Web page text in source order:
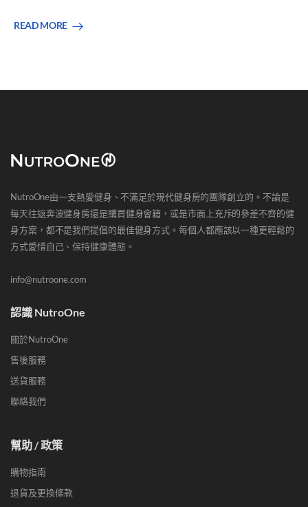
READ MORE
NutroOne由一支熱愛健身、不滿足於現代健身房的團隊創立的。不論是
每天往返奔波健身房還是購買健身會籍，或是市面上充斥的參差不齊的健
身方案，都不是我們提倡的最佳健身方式。每個人都應該以一種更輕鬆的
方式愛惜自己、保持健康體態。
info@nutroone.com
認識 NutroOne
關於NutroOne
售後服務
送貨服務
聯絡我們
幫助 / 政策
購物指南
退貨及更換條款